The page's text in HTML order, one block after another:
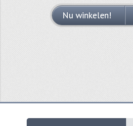
Nu winkelen!
Nu winkelen!